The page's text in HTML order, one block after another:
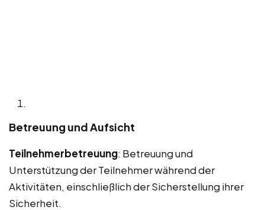
Betreuung und Aufsicht
Teilnehmerbetreuung: Betreuung und
Unterstützung der Teilnehmer während der
Aktivitäten, einschließlich der Sicherstellung ihrer
Sicherheit.